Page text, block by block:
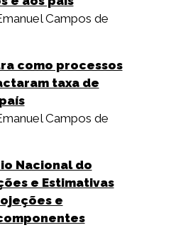
Campos de
como processos
taxa de
Campos de
Nacional do
e Estimativas
e